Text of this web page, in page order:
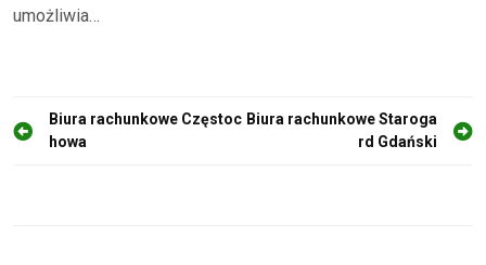
umożliwia…
N
Biura rachunkowe Częstoc
howa
Biura rachunkowe Staroga
rd Gdański